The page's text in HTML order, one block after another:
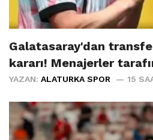
Galatasaray'dan
kararı! Menajerler
YAZAN: ALATURKA SPOR 15